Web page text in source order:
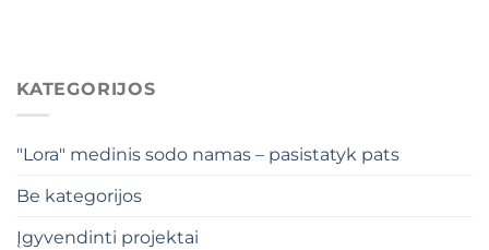
KATEGORIJOS
"Lora" medinis sodo namas – pasistatyk pats
Be kategorijos
Įgyvendinti projektai